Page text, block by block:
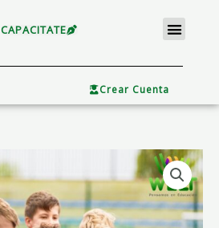
CAPACITATE Menu
Crear Cuenta